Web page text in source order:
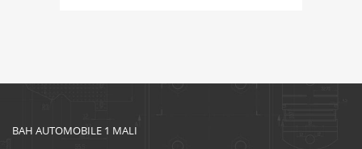
BAH AUTOMOBILE 1 MALI